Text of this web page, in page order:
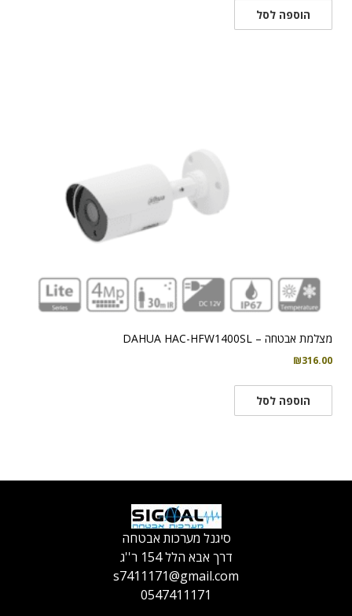
הוספה לסל
מצלמת אבטחה – DAHUA HAC-HFW1400SL
₪316.00
הוספה לסל
סיגנל מערכות אבטחה
דרך אבא הלל 154 ר''ג
s7411171@gmail.com
0547411171